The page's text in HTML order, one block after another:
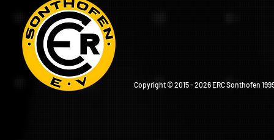
Copyright © 2015 - 2026 ERC Sonthofen